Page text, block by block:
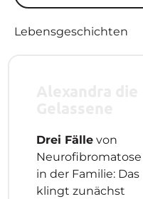
Lebensgeschichten
Drei Fällevon
Neurofibromatose
in der Familie: Das
klingt zunächst